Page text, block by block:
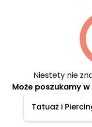
Niestety nie
Może poszukamy
Tatuaż i